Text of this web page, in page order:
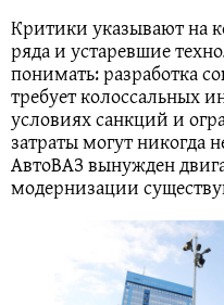
Критики указывают на
ряда и устаревшие
понимать: разработка
требует колоссальных
условиях санкций и
затраты могут никогда
АвтоВАЗ вынужден
модернизации